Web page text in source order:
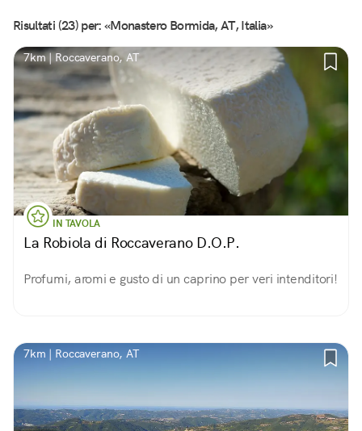
Risultati (23) per: «Monastero Bormida, AT, Italia»
7km | Roccaverano, AT
IN TAVOLA
La Robiola di Roccaverano D.O.P.
Profumi, aromi e gusto di un caprino per veri intenditori!
7km | Roccaverano, AT